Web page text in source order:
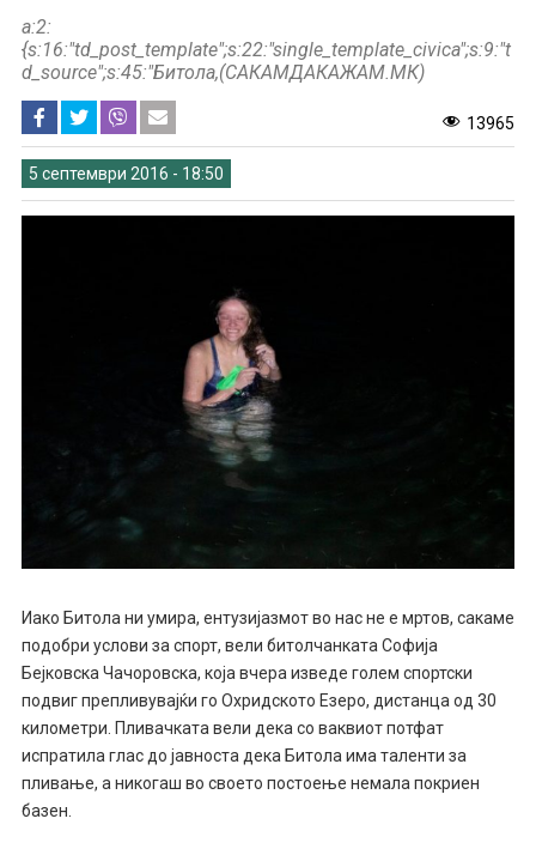
a:2:
{s:16:"td_post_template";s:22:"single_template_civica";s:9:"t
d_source";s:45:"Битола,(САКАМДАКАЖАМ.МК)
13965
5 септември 2016 - 18:50
Иако Битола ни умира, ентузијазмот во нас не е мртов, сакаме
подобри услови за спорт, вели битолчанката Софија
Бејковска Чачоровска, која вчера изведе голем спортски
подвиг препливувајќи го Охридското Езеро, дистанца од 30
километри. Пливачката вели дека со ваквиот потфат
испратила глас до јавноста дека Битола има таленти за
пливање, а никогаш во своето постоење немала покриен
базен.